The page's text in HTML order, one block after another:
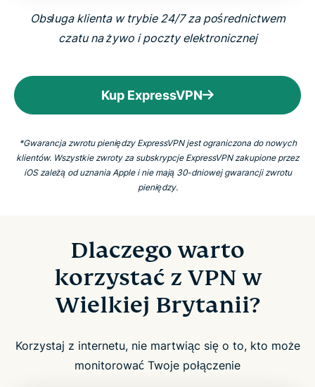
Obsługa klienta w trybie 24/7 za pośrednictwem
czatu na żywo i poczty elektronicznej
Kup ExpressVPN
*Gwarancja zwrotu pieniędzy ExpressVPN jest ograniczona do nowych
klientów. Wszystkie zwroty za subskrypcje ExpressVPN zakupione przez
iOS zależą od uznania Apple i nie mają 30-dniowej gwarancji zwrotu
pieniędzy.
Dlaczego warto
korzystać z VPN w
Wielkiej Brytanii?
Korzystaj z internetu, nie martwiąc się o to, kto może
monitorować Twoje połączenie